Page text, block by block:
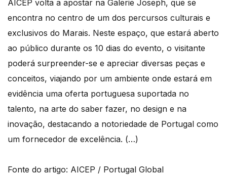
AICEP volta a apostar na Galerie Joseph, que se
encontra no centro de um dos percursos culturais e
exclusivos do Marais. Neste espaço, que estará aberto
ao público durante os 10 dias do evento, o visitante
poderá surpreender-se e apreciar diversas peças e
conceitos, viajando por um ambiente onde estará em
evidência uma oferta portuguesa suportada no
talento, na arte do saber fazer, no design e na
inovação, destacando a notoriedade de Portugal como
um fornecedor de excelência. (…)
Fonte do artigo: AICEP / Portugal Global